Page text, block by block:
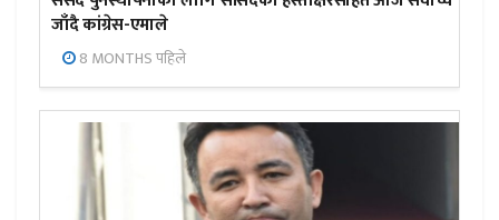
जाँदै कांग्रेस-एमाले
8 MONTHS पहिले